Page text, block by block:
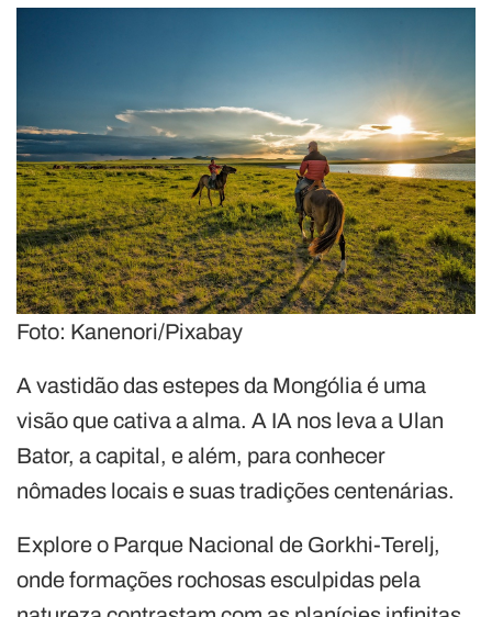
Foto: Kanenori/Pixabay
A vastidão das estepes da Mongólia é uma
visão que cativa a alma. A IA nos leva a Ulan
Bator, a capital, e além, para conhecer
nômades locais e suas tradições centenárias.
Explore o Parque Nacional de Gorkhi-Terelj,
onde formações rochosas esculpidas pela